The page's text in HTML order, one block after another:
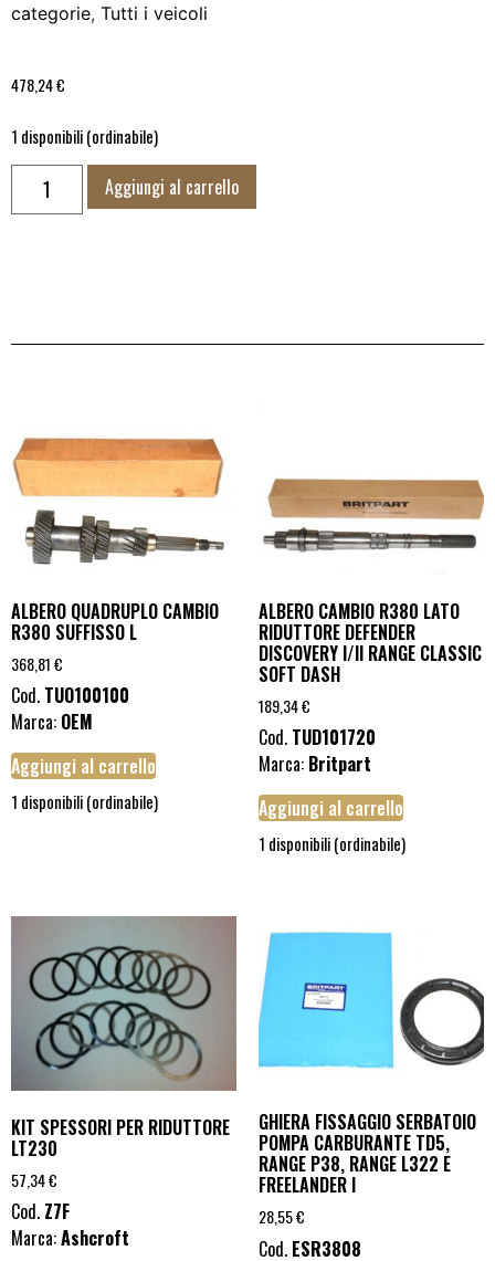
categorie, Tutti i veicoli
478,24€
1 disponibili (ordinabile)
Aggiungi al carrello
ALBERO QUADRUPLO CAMBIO
R380 SUFFISSO L
368,81€
Cod. TUO100100
Marca: OEM
Aggiungi al carrello
1 disponibili (ordinabile)
ALBERO CAMBIO R380 LATO
RIDUTTORE DEFENDER
DISCOVERY I/II RANGE CLASSIC
SOFT DASH
189,34€
Cod. TUD101720
Marca: Britpart
Aggiungi al carrello
1 disponibili (ordinabile)
KIT SPESSORI PER RIDUTTORE
LT230
57,34€
Cod. Z7F
Marca:Ashcroft
GHIERA FISSAGGIO SERBATOIO
POMPA CARBURANTE TD5,
RANGE P38, RANGE L322 E
FREELANDER I
28,55€
Cod. ESR3808